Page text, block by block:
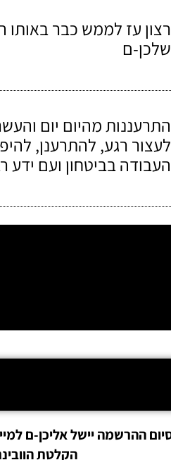
רצון עז לממש כבר
שלכן-ם
התרעננות מהיום יום
לעצור רגע, להתרענן,
העבודה בביטחון ועם ידע
הקלטת